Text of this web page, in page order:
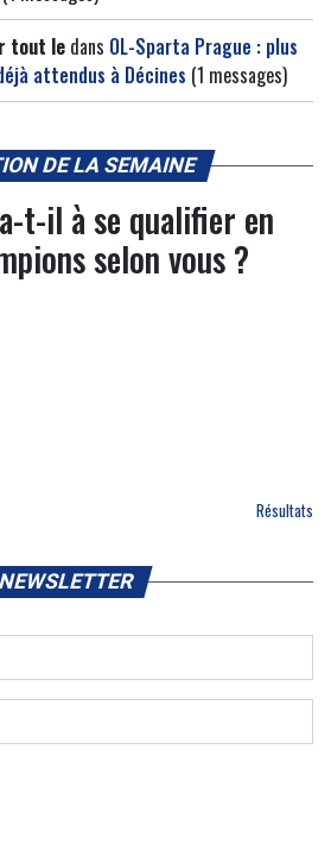
tout le dans OL-Sparta Prague : plus
attendus à Décines (1 messages)
DE LA SEMAINE
t-il à se qualifier en
selon vous ?
Résultats
NEWSLETTER